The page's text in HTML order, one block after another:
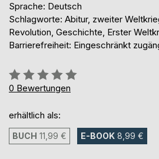
Sprache: Deutsch
Schlagworte: Abitur, zweiter
Revolution, Geschichte, Erster
Barrierefreiheit: Eingeschränkt
Bewertung::
0%
0 Bewertungen
erhältlich als:
BUCH 11,99 € E-BOOK 8,99 €